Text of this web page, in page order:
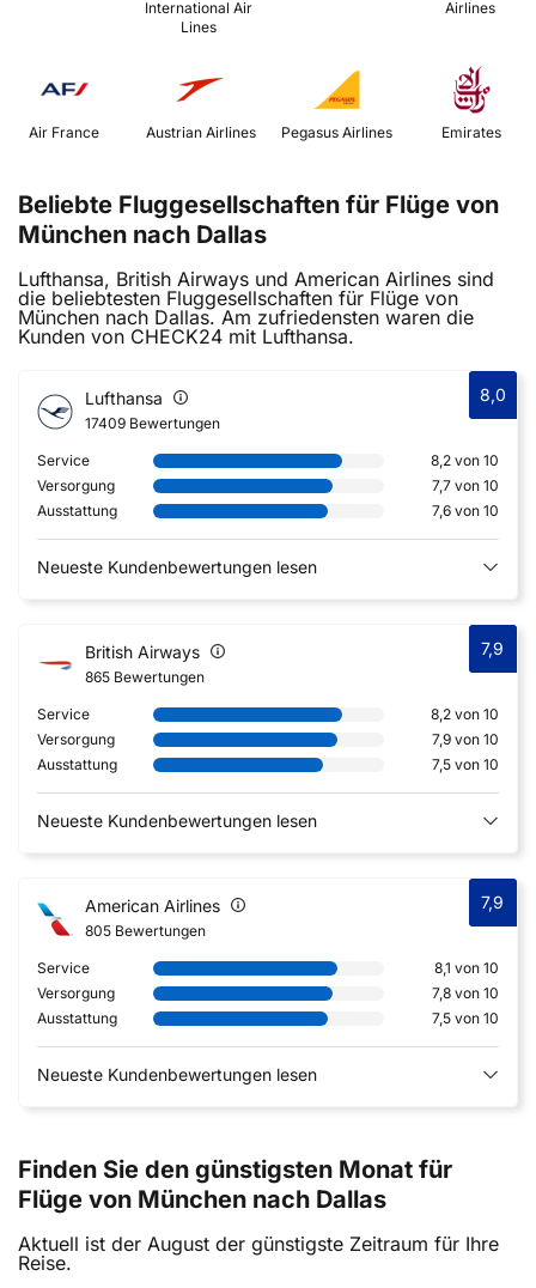
International Air
Lines
Airlines
Air France Austrian Airlines Emirates
Beliebte Fluggesellschaften für Flüge von
München nach Dallas
Lufthansa, British Airways und American Airlines sind
die beliebtesten Fluggesellschaften für Flüge von
München nach Dallas. Am zufriedensten waren die
Kunden von CHECK24 mit Lufthansa.
Lufthansa
17409 Bewertungen
8,0
Service
8,2 von 10
Versorgung
7,7 von 10
Ausstattung
7,6 von 10
Neueste Kundenbewertungen lesen
British Airways
865 Bewertungen
7,9
Service
8,2 von 10
Versorgung
7,9 von 10
Ausstattung
7,5 von 10
Neueste Kundenbewertungen lesen
American Airlines
805 Bewertungen
7,9
Service
8,1 von 10
Versorgung
7,8 von 10
Ausstattung
7,5 von 10
Neueste Kundenbewertungen lesen
Finden Sie den günstigsten Monat für
Flüge von München nach Dallas
Aktuell ist der August der günstigste Zeitraum für Ihre
Reise.